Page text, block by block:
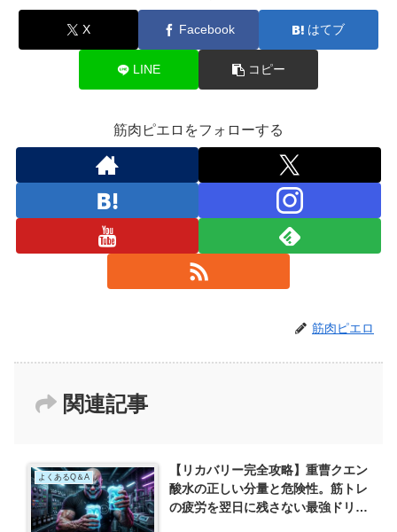
X Facebook はてブ
LINE コピー
筋肉ピエロをフォローする
筋肉ピエロ
関連記事
よくあるQ＆A
【リカバリー完全攻略】重曹クエン
酸水の正しい分量と危険性。筋トレ
の疲労を翌日に残さない最強ドリン